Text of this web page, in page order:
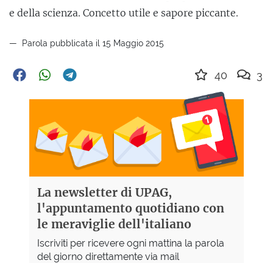
e della scienza. Concetto utile e sapore piccante.
Parola pubblicata il 15 Maggio 2015
40 3
La newsletter di UPAG,
l'appuntamento quotidiano con
le meraviglie dell'italiano
Iscriviti per ricevere ogni mattina la parola
del giorno direttamente via mail